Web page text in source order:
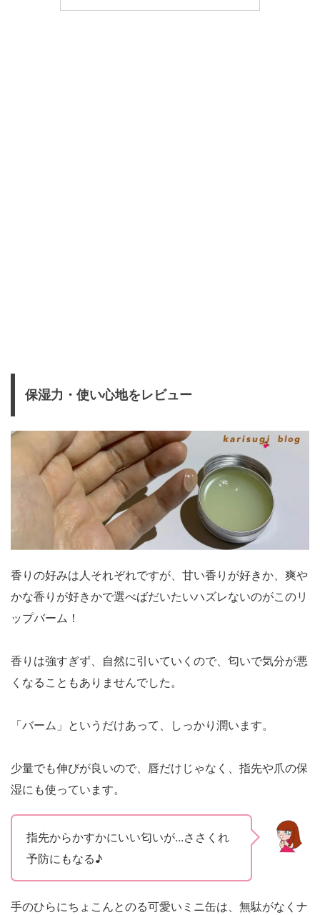
保湿力・使い心地をレビュー
香りの好みは人それぞれですが、甘い香りが好きか、爽や
かな香りが好きかで選べばだいたいハズレないのがこのリ
ップバーム！
香りは強すぎず、自然に引いていくので、匂いで気分が悪
くなることもありませんでした。
「バーム」というだけあって、しっかり潤います。
少量でも伸びが良いので、唇だけじゃなく、指先や爪の保
湿にも使っています。
指先からかすかにいい匂いが...ささくれ
予防にもなる♪
手のひらにちょこんとのる可愛いミニ缶は、無駄がなくナ